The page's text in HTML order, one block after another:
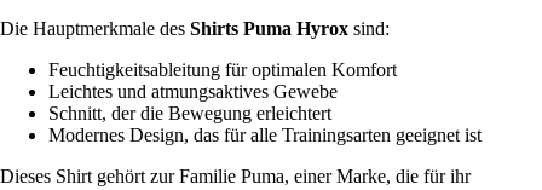
Die Hauptmerkmale des Shirts Puma Hyrox sind:
Feuchtigkeitsableitung für optimalen Komfort
Leichtes und atmungsaktives Gewebe
Schnitt, der die Bewegung erleichtert
Modernes Design, das für alle Trainingsarten geeignet ist
Dieses Shirt gehört zur Familie Puma, einer Marke, die für ihr